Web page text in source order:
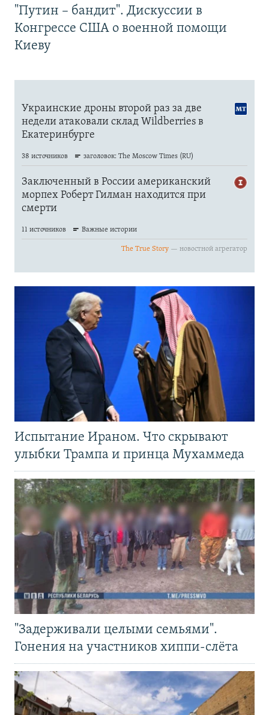
"Путин – бандит". Дискуссии в
Конгрессе США о военной помощи
Киеву
Испытание Ираном. Что скрывают
улыбки Трампа и принца Мухаммеда
"Задерживали целыми семьями".
Гонения на участников хиппи-слёта